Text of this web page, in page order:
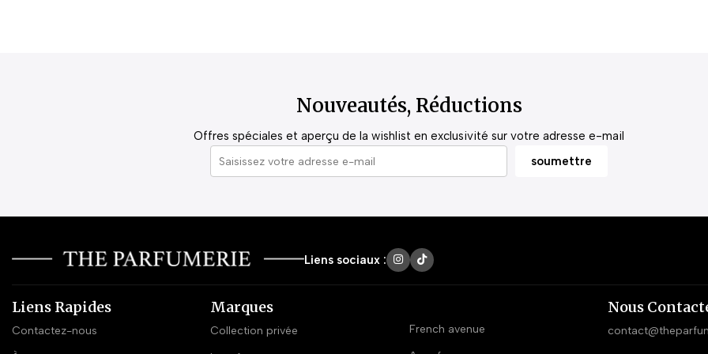
Nouveautés, Réductions
Offres spéciales et aperçu de la wishlist en exclusivité sur votre adresse e-mail
Liens sociaux :
Liens Rapides
Contactez-nous
Marques
Collection privée
French avenue
Nous